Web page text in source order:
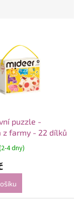
puzzle -
z farmy - 22 dílků
4 dny)